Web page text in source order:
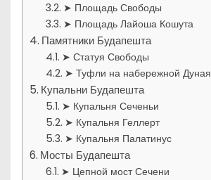
➤ Площадь Свободы
➤ Площадь Лайоша Кошута
Памятники Будапешта
➤ Статуя Свободы
➤ Туфли на набережной Дуная
Купальни Будапешта
➤ Купальня Сеченьи
➤ Купальня Геллерт
➤ Купальня Палатинус
Мосты Будапешта
➤ Цепной мост Сечени